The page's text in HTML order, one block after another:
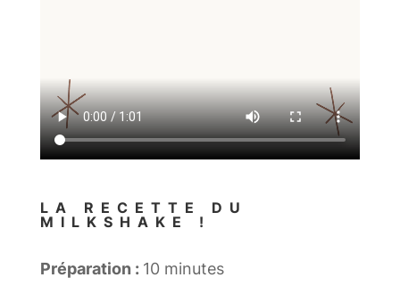
LA RECETTE DU
MILKSHAKE !
Préparation : 10minutes